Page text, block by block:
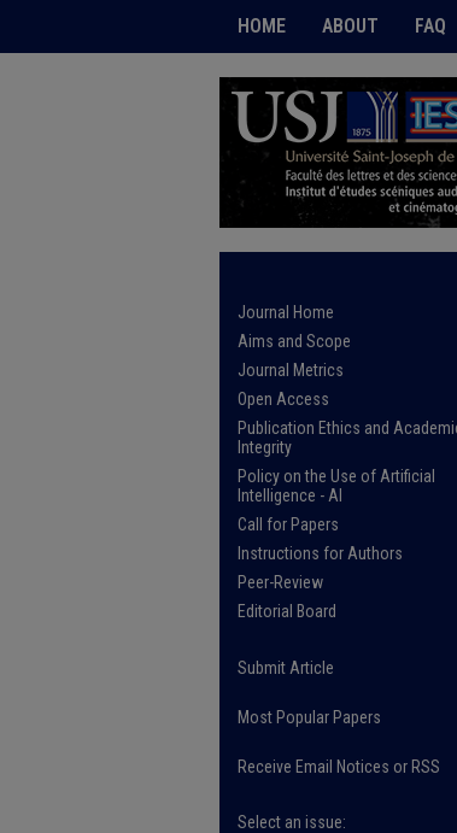
HOME ABOUT FAQ
Journal Home
Aims and Scope
Journal Metrics
Open Access
Publication Ethics and
Integrity
Policy on the Use of Artificial
Intelligence - AI
Call for Papers
Instructions for Authors
Peer-Review
Editorial Board
Submit Article
Most Popular Papers
Receive Email Notices or RSS
Select an issue: